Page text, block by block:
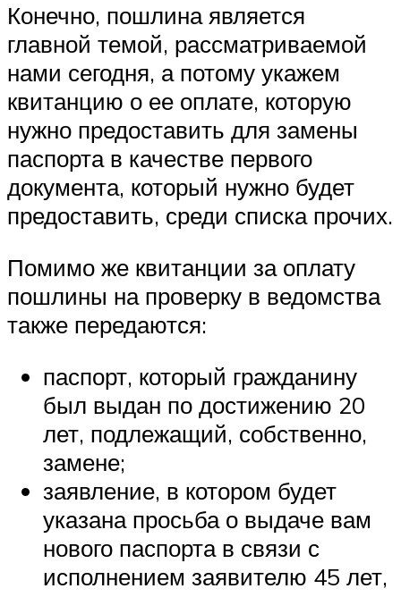
Конечно, пошлина является
главной темой, рассматриваемой
нами сегодня, а потому укажем
квитанцию о ее оплате, которую
нужно предоставить для замены
паспорта в качестве первого
документа, который нужно будет
предоставить, среди списка прочих.
Помимо же квитанции за оплату
пошлины на проверку в ведомства
также передаются:
паспорт, который гражданину
был выдан по достижению 20
лет, подлежащий, собственно,
замене;
заявление, в котором будет
указана просьба о выдаче вам
нового паспорта в связи с
исполнением заявителю 45 лет,